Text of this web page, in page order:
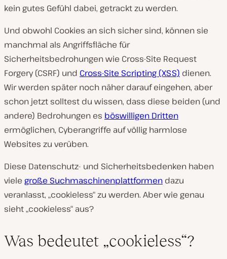
kein gutes Gefühl dabei, getrackt zu werden.
Und obwohl Cookies an sich sicher sind, können sie
manchmal als Angriffsfläche für
Sicherheitsbedrohungen wie Cross-Site Request
Forgery (CSRF) und Cross-Site Scripting (XSS) dienen.
Wir werden später noch näher darauf eingehen, aber
schon jetzt solltest du wissen, dass diese beiden (und
andere) Bedrohungen es böswilligen Dritten
ermöglichen, Cyberangriffe auf völlig harmlose
Websites zu verüben.
Diese Datenschutz- und Sicherheitsbedenken haben
viele große Suchmaschinenplattformen dazu
veranlasst, „cookieless“ zu werden. Aber wie genau
sieht „cookieless“ aus?
Was bedeutet „cookieless“?